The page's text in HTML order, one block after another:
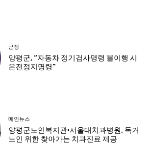
군정
양평군, “자동차 정기검사명령 불이행 시
운전정지명령”
메인뉴스
양평군노인복지관·서울대치과병원, 독거
노인 위한 찾아가는 치과진료 제공